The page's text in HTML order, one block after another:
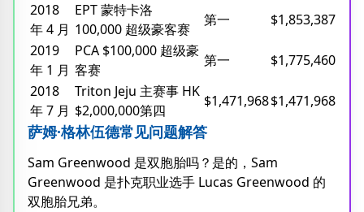
2018
年 4 月
EPT 蒙特卡洛
100,000 超级豪客赛
第一
$1,853,387
2019
年 1 月
PCA $100,000 超级豪
客赛
第一
$1,775,460
2018
年 7 月
Triton Jeju 主赛事 HK
$2,000,000第四
$1,471,968$1,471,968
萨姆·格林伍德常见问题解答
Sam Greenwood 是双胞胎吗？是的，Sam
Greenwood 是扑克职业选手 Lucas Greenwood 的
双胞胎兄弟。